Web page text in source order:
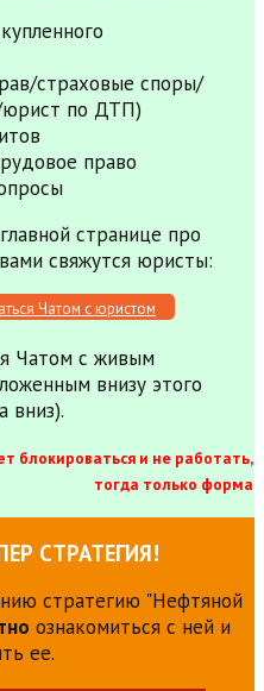
страховые споры/
юрист по ДТП)
право
странице про
свяжутся юристы:
Чатом с юристом
Чатом с живым
внизу этого
вниз).
блокироваться и не работать,
тогда только форма
СТРАТЕГИЯ!
стратегию "Нефтяной
ознакомиться с ней и
ее.